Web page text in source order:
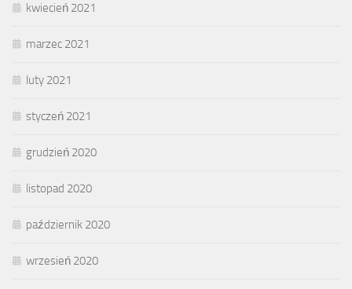
kwiecień 2021
marzec 2021
luty 2021
styczeń 2021
grudzień 2020
listopad 2020
październik 2020
wrzesień 2020